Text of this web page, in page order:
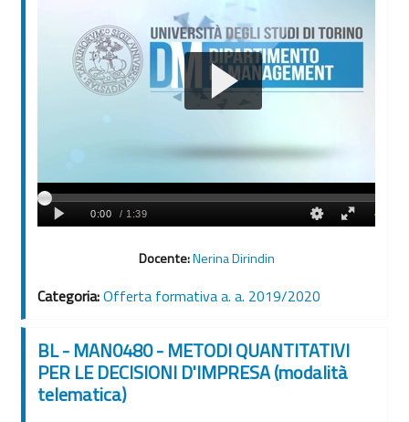
Docente:Nerina Dirindin
Categoria:Offerta formativa a. a. 2019/2020
BL - MAN0480 - METODI QUANTITATIVI
PER LE DECISIONI D'IMPRESA (modalità
telematica)